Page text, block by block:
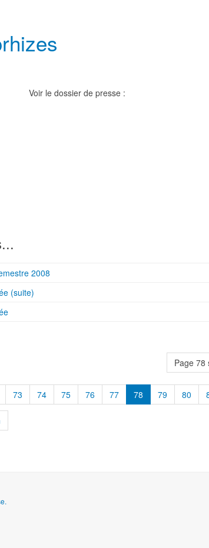
Voir le dossier de presse :
2008
(suite)
Page 78
73 74 75 76 77 78 79 80